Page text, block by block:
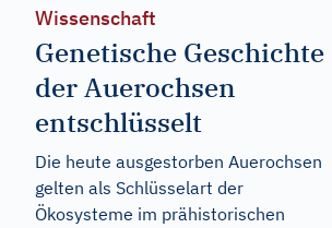
Wissenschaft
Genetische Geschichte
der Auerochsen
entschlüsselt
Die heute ausgestorben Auerochsen
gelten als Schlüsselart der
Ökosysteme im prähistorischen